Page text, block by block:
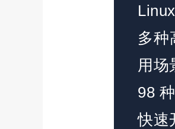
多种
用场
98
快速